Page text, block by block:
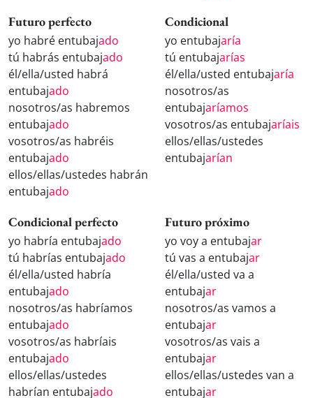
Futuro perfecto
yo habré entubajado
tú habrás entubajado
él/ella/usted habrá
entubajado
nosotros/as habremos
entubajado
vosotros/as habréis
entubajado
ellos/ellas/ustedes habrán
entubajado
Condicional
yo entubajaría
tú entubajarías
él/ella/usted entubajaría
nosotros/as
entubajaríamos
vosotros/as entubajaríais
ellos/ellas/ustedes
entubajarían
Condicional perfecto
yo habría entubajado
tú habrías entubajado
él/ella/usted habría
entubajado
nosotros/as habríamos
entubajado
vosotros/as habríais
entubajado
ellos/ellas/ustedes
habrían entubajado
Futuro próximo
yo voy a entubajar
tú vas a entubajar
él/ella/usted va a
entubajar
nosotros/as vamos a
entubajar
vosotros/as vais a
entubajar
ellos/ellas/ustedes van a
entubajar